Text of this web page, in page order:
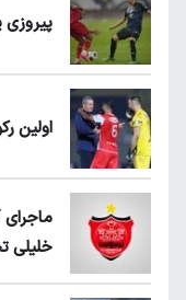
پیروزی
اولین
خلیلی